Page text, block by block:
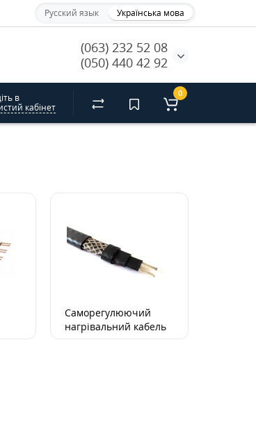
Русский язык Українська мова
(063) 232 52 08
(050) 440 42 92
в
кабінет
0
Саморегулюючий
нагрівальний кабель